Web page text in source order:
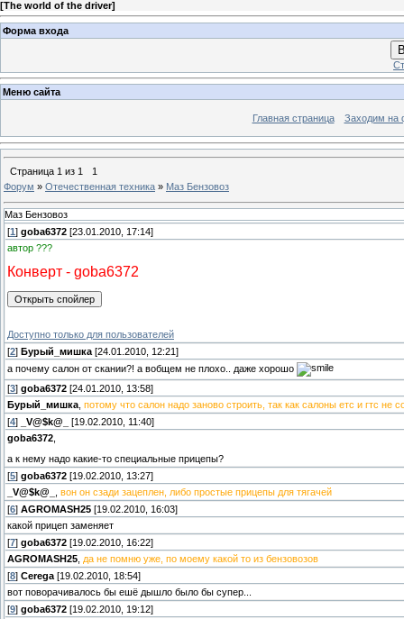
[The world of the driver]
Форма входа
Меню сайта
Главная страница Заходим на
Страница 1 из 1
1
Форум » Отечественная техника » Маз Бензовоз
Маз Бензовоз
[1 ] goba6372 [23.01.2010, 17:14]
автор ???
Конверт - goba6372
Доступно только для пользователей
[2] Бурый_мишка [24.01.2010, 12:21]
а почему салон от скании?! а вобщем не плохо.. даже хорошо
[3] goba6372 [24.01.2010, 13:58]
Бурый_мишка потому что салон надо заново строить, так как салоны етс и гтс не
[4] _V@$k@_
[19.02.2010, 11:40]
goba6372
а к нему надо какие-то специальные прицепы?
[5] goba6372 [19.02.2010, 13:27]
_V@$k@_
вон он сзади зацеплен, либо простые прицепы для тягачей
[6] AGROMASH25 [19.02.2010, 16:03]
какой прицеп заменяет
[7] goba6372 [19.02.2010, 16:22]
AGROMASH25 да не помню уже, по моему какой то из бензовозов
[8] Cerega [19.02.2010, 18:54]
вот поворачивалось бы ешё дышло было бы супер...
[9] goba6372 [19.02.2010, 19:12]